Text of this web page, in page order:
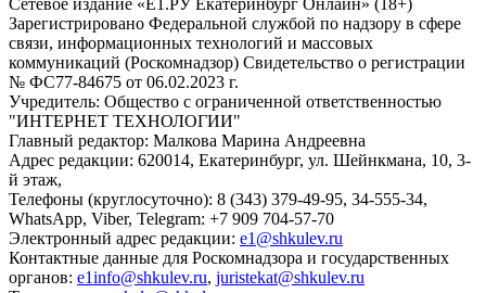
Зарегистрировано Федеральной службой по надзору в сфере
связи, информационных технологий и массовых
коммуникаций (Роскомнадзор) Свидетельство о регистрации
№ ФС77-84675 от 06.02.2023 г.
Учредитель: Общество с ограниченной ответственностью
"ИНТЕРНЕТ ТЕХНОЛОГИИ"
Главный редактор: Малкова Марина Андреевна
Адрес редакции: 620014, Екатеринбург, ул. Шейнкмана, 10, 3-
й этаж,
Телефоны (круглосуточно): 8 (343) 379-49-95, 34-555-34,
WhatsApp, Viber, Telegram: +7 909 704-57-70
Электронный адрес редакции: e1@shkulev.ru
Контактные данные для Роскомнадзора и государственных
органов: e1info@shkulev.ru, juristekat@shkulev.ru